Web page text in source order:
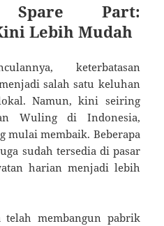
Spare Part:
Lebih Mudah
keterbatasan
salah satu keluhan
Namun, kini seiring
Wuling di Indonesia,
mulai membaik. Beberapa
sudah tersedia di pasar
harian menjadi lebih
membangun pabrik